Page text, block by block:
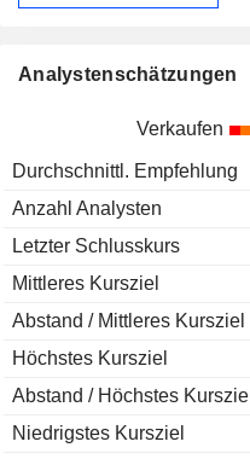
Analystenschätzungen
Verkaufen
Durchschnittl. Empfehlung
Anzahl Analysten
Letzter Schlusskurs
Mittleres Kursziel
Abstand / Mittleres Kursziel
Höchstes Kursziel
Abstand / Höchstes Kursziel
Niedrigstes Kursziel